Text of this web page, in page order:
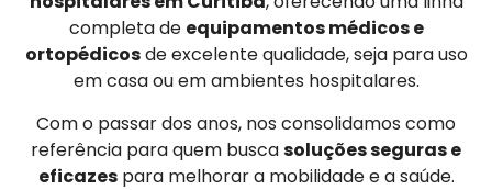
completa de equipamentos médicos e
ortopédicosde excelente qualidade, seja para uso
em casa ou em ambientes hospitalares.
Com o passar dos anos, nos consolidamos como
referência para quem buscasoluções seguras e
eficazespara melhorar a mobilidade e a saúde.